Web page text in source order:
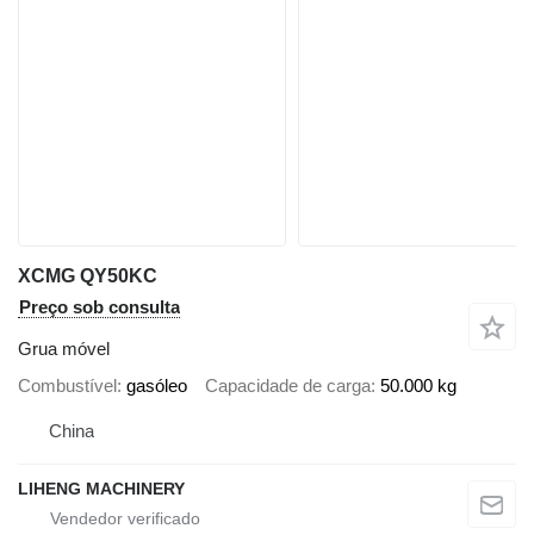
XCMG QY50KC
Preço sob consulta
Grua móvel
Combustível gasóleo Capacidade de carga 50.000 kg
China
LIHENG MACHINERY